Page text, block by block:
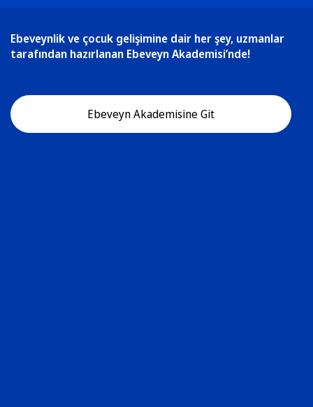
Ebeveynlik ve çocuk gelişimine dair her şey, uzmanlar
tarafından hazırlanan Ebeveyn Akademisi’nde!
Ebeveyn Akademisine Git